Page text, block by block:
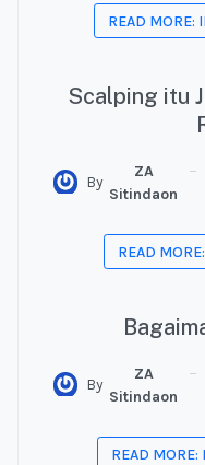
READ MORE:
Scalping itu
By
ZA
Sitindaon
READ
By
ZA
Sitindaon
READ MORE: